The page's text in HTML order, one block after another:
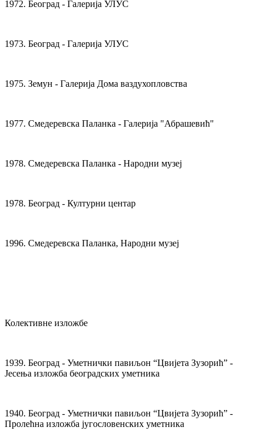
1972. Београд - Галерија УЛУС
1973. Београд - Галерија УЛУС
1975. Земун - Галерија Дома ваздухопловства
1977. Смедеревска Паланка - Галерија "Абрашевић"
1978. Смедеревска Паланка - Народни музеј
1978. Београд - Културни центар
1996. Смедеревска Паланка, Народни музеј
Колективне изложбе
1939. Београд - Уметнички павиљон “Цвијета Зузорић” -
Јесења изложба београдских уметника
1940. Београд - Уметнички павиљон “Цвијета Зузорић” -
Пролећна изложба југословенских уметника